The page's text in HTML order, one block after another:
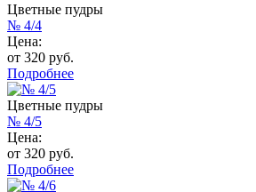
Цветные пудры
№ 4/4
Цена:
от 320 руб.
Подробнее
Цветные пудры
№ 4/5
Цена:
от 320 руб.
Подробнее